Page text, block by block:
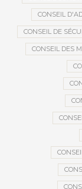
CONSEIL
CONSEIL DE
CONSEIL DES